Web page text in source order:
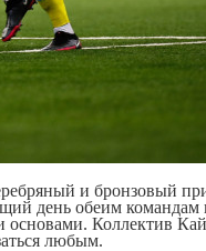
и бронзовый
день обеим командам
Коллектив
любым.